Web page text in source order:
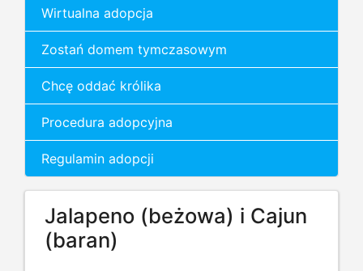
Wirtualna adopcja
Zostań domem tymczasowym
Chcę oddać królika
Procedura adopcyjna
Regulamin adopcji
Jalapeno (beżowa) i Cajun
(baran)